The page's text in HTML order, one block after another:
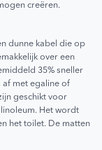
creëren.
dunne kabel die op
over een
35% sneller
af met egaline of
geschikt voor
Het wordt
het toilet. De matten